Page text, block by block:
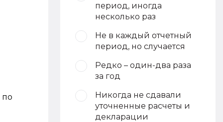
по
период, иногда
несколько раз
Не в каждый отчетный
период, но случается
Редко – один-два раза
за год
Никогда не сдавали
уточненные расчеты и
декларации